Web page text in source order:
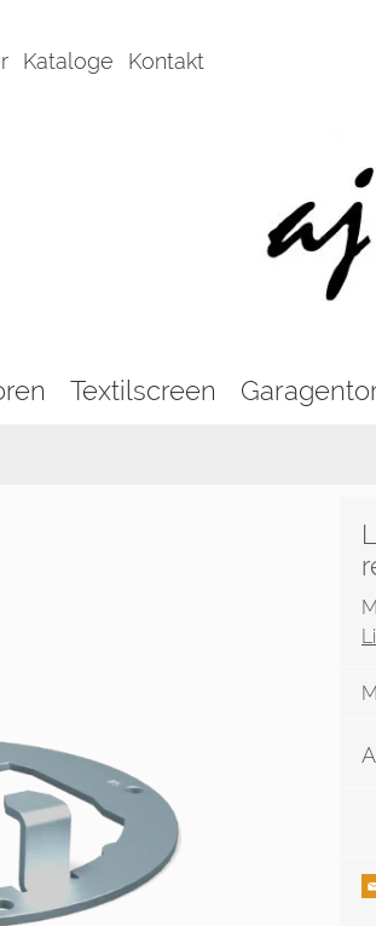
Kataloge Kontakt
Textilscreen